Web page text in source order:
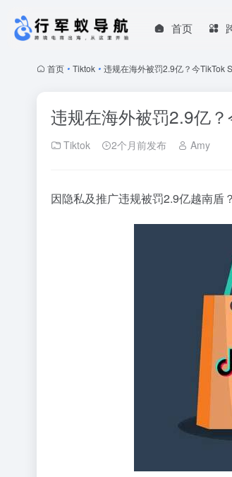
首页
首页 • Tiktok • 违规在海外被罚2.9亿？今TikTok
违规在海外被罚2.9亿
Tiktok 2个月前发布 Amy
因隐私及推广违规被罚2.9亿越南盾？